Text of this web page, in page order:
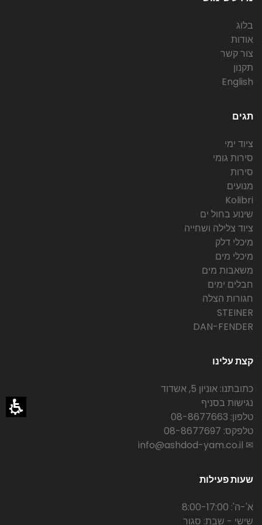
בלוג
אודות
צור קשר
תקנון
English
תגים
ציוד ימי
סירות גומי
סירות
מנועים
Kolibri
שינוע בחול ים
ציוד צלילה ושחייה
מיכלי דלק
מיכלי מים
משאבות מים
חבלים ימים
חגורות הצלה
STEINER
DAN-FENDER
קצת עלינו
כתובתנו: אוניון 5, אשדוד
נגישות בסניף
טלפון: 08-8677663
טלפקס: 08-8677697
✉ info@ashdod-yam.co.il
שעות פעילות
א'-ה': 8:00-17:00
שישי - שבת: סגור